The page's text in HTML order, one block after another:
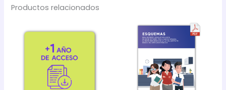
Productos relacionados